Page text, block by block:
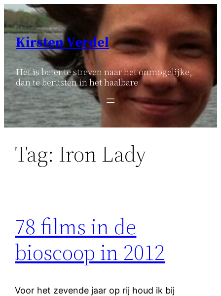
Ga
naar
inhoud
Kirsten Verdel
Het is beter te streven naar het onmogelijke,
dan te berusten in het haalbare
Tag: Iron Lady
78 films in de
bioscoop in 2012
Voor het zevende jaar op rij houd ik bij